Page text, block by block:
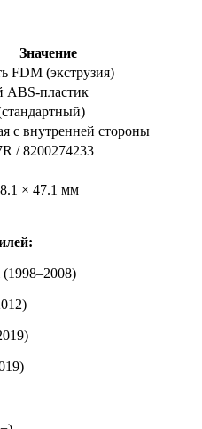
Значение
FDM (экструзия)
пластик
с внутренней стороны
/ 8200274233
× 47.1 мм